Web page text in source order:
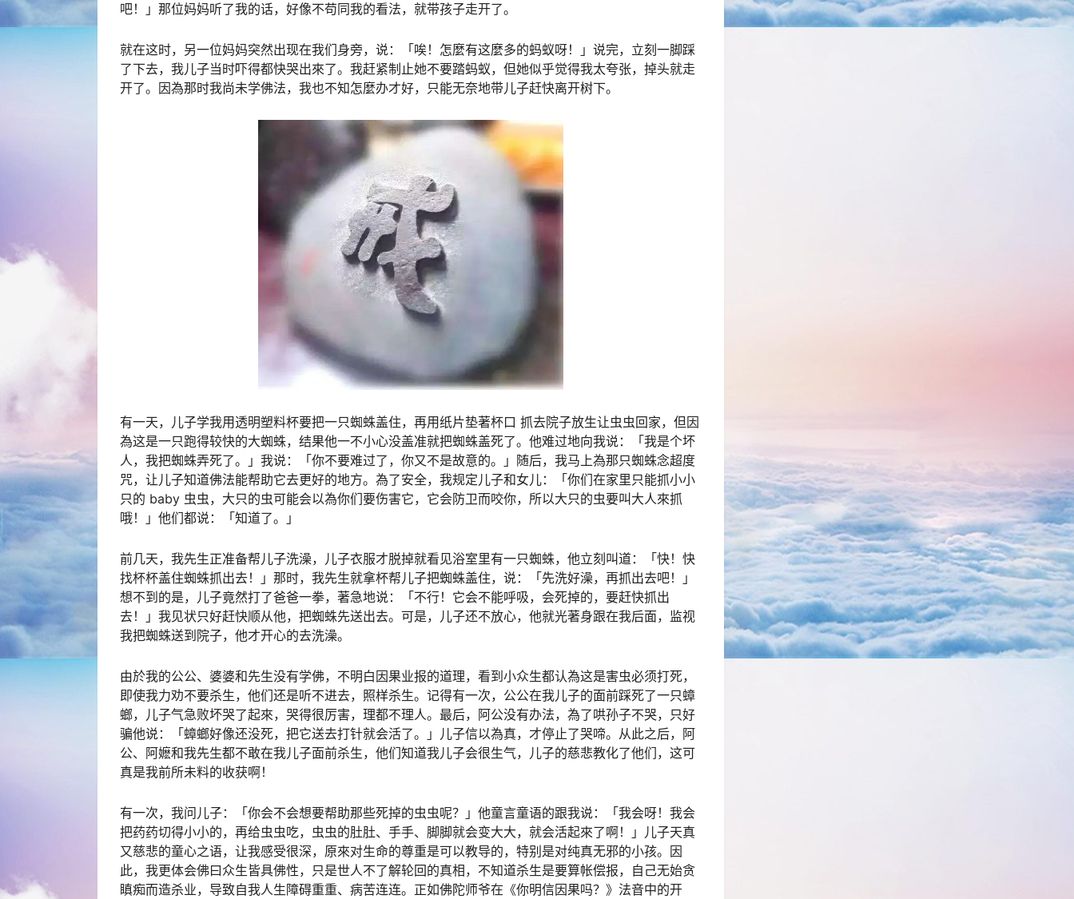
吧！」那位妈妈听了我的话，好像不苟同我的看法，就带孩子走开了。
就在这时，另一位妈妈突然出现在我们身旁，说：「唉！怎麼有这麼多的蚂蚁呀！」说完，立刻一脚踩
了下去，我儿子当时吓得都快哭出來了。我赶紧制止她不要踏蚂蚁，但她似乎觉得我太夸张，掉头就走
开了。因為那时我尚未学佛法，我也不知怎麼办才好，只能无奈地带儿子赶快离开树下。
有一天，儿子学我用透明塑料杯要把一只蜘蛛盖住，再用纸片垫著杯口 抓去院子放生让虫虫回家，但因
為这是一只跑得较快的大蜘蛛，结果他一不小心没盖准就把蜘蛛盖死了。他难过地向我说：「我是个坏
人，我把蜘蛛弄死了。」我说：「你不要难过了，你又不是故意的。」随后，我马上為那只蜘蛛念超度
咒，让儿子知道佛法能帮助它去更好的地方。為了安全，我规定儿子和女儿：「你们在家里只能抓小小
只的 baby 虫虫，大只的虫可能会以為你们要伤害它，它会防卫而咬你，所以大只的虫要叫大人來抓
哦！」他们都说：「知道了。」
前几天，我先生正准备帮儿子洗澡，儿子衣服才脱掉就看见浴室里有一只蜘蛛，他立刻叫道：「快！快
找杯杯盖住蜘蛛抓出去！」那时，我先生就拿杯帮儿子把蜘蛛盖住，说：「先洗好澡，再抓出去吧！」
想不到的是，儿子竟然打了爸爸一拳，著急地说：「不行！它会不能呼吸，会死掉的，要赶快抓出
去！」我见状只好赶快顺从他，把蜘蛛先送出去。可是，儿子还不放心，他就光著身跟在我后面，监视
我把蜘蛛送到院子，他才开心的去洗澡。
由於我的公公、婆婆和先生没有学佛，不明白因果业报的道理，看到小众生都认為这是害虫必须打死，
即使我力劝不要杀生，他们还是听不进去，照样杀生。记得有一次，公公在我儿子的面前踩死了一只蟑
螂，儿子气急败坏哭了起來，哭得很厉害，理都不理人。最后，阿公没有办法，為了哄孙子不哭，只好
骗他说：「蟑螂好像还没死，把它送去打针就会活了。」儿子信以為真，才停止了哭啼。从此之后，阿
公、阿嬷和我先生都不敢在我儿子面前杀生，他们知道我儿子会很生气，儿子的慈悲教化了他们，这可
真是我前所未料的收获啊！
有一次，我问儿子：「你会不会想要帮助那些死掉的虫虫呢？」他童言童语的跟我说：「我会呀！我会
把药药切得小小的，再给虫虫吃，虫虫的肚肚、手手、脚脚就会变大大，就会活起來了啊！」儿子天真
又慈悲的童心之语，让我感受很深，原來对生命的尊重是可以教导的，特别是对纯真无邪的小孩。因
此，我更体会佛曰众生皆具佛性，只是世人不了解轮回的真相，不知道杀生是要算帐偿报，自己无始贪
瞋痴而造杀业，导致自我人生障碍重重、病苦连连。正如佛陀师爷在《你明信因果吗？》法音中的开